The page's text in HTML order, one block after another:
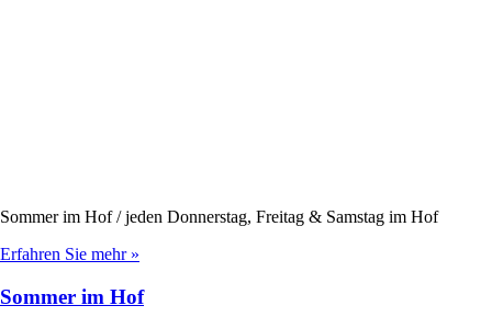
Sommer im Hof / jeden Donnerstag, Freitag & Samstag im Hof
Erfahren Sie mehr »
Sommer im Hof